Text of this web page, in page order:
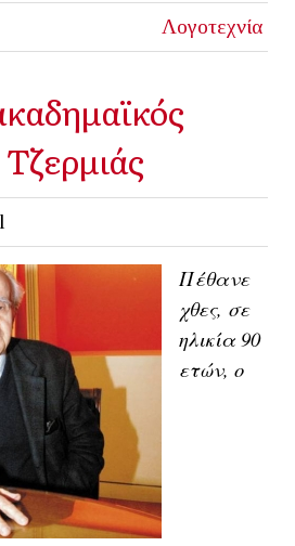
Λογοτεχνία
Πέθανε
χθες, σε
ηλικία 90
ετών, ο